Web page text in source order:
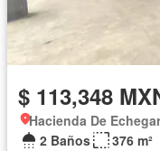
$ 113,348
Hacienda De
2 Baños
376 m²